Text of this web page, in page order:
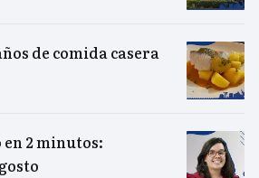
de comida casera
2 minutos: